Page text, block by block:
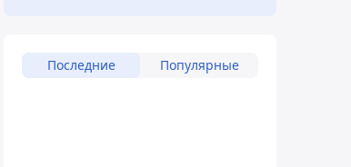
Последние Популярные